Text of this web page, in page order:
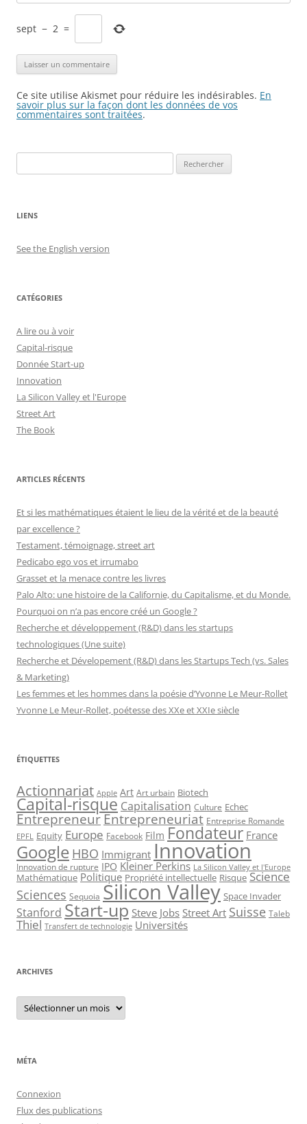
sept − 2 =
Ce site utilise Akismet pour réduire les indésirables. En
savoir plus sur la façon dont les données de vos
commentaires sont traitées.
LIENS
See the English version
CATÉGORIES
A lire ou à voir
Capital-risque
Donnée Start-up
Innovation
La Silicon Valley et l'Europe
Street Art
The Book
ARTICLES RÉCENTS
Et si les mathématiques étaient le lieu de la vérité et de la beauté
par excellence ?
Testament, témoignage, street art
Pedicabo ego vos et irrumabo
Grasset et la menace contre les livres
Palo Alto: une histoire de la Californie, du Capitalisme, et du Monde.
Pourquoi on n’a pas encore créé un Google ?
Recherche et développement (R&D) dans les startups
technologiques (Une suite)
Recherche et Dévelopement (R&D) dans les Startups Tech (vs. Sales
& Marketing)
Les femmes et les hommes dans la poésie d’Yvonne Le Meur-Rollet
Yvonne Le Meur-Rollet, poétesse des XXe et XXIe siècle
ÉTIQUETTES
Actionnariat Apple Art Art urbain Biotech
Capital-risque Capitalisation Culture Echec
EntrepreneurEntrepreneuriat Entreprise Romande
EPFL Equity Europe Facebook Film Fondateur France
Google HBO Immigrant Innovation
Innovation de rupture IPO Kleiner Perkins La Silicon Valley et l'Europe
Mathématique Politique Propriété intellectuelle Risque Science
Sciences Sequoia Silicon Valley Space Invader
Stanford Start-up Steve Jobs Street Art Suisse Taleb
Thiel Transfert de technologie Universités
ARCHIVES
Archives
MÉTA
Connexion
Flux des publications